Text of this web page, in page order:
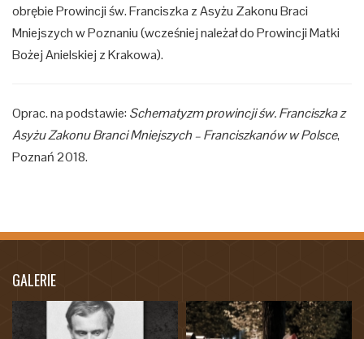
obrębie Prowincji św. Franciszka z Asyżu Zakonu Braci
Mniejszych w Poznaniu (wcześniej należał do Prowincji Matki
Bożej Anielskiej z Krakowa).
Oprac. na podstawie: Schematyzm prowincji św. Franciszka z
Asyżu Zakonu Branci Mniejszych – Franciszkanów w Polsce,
Poznań 2018.
GALERIE